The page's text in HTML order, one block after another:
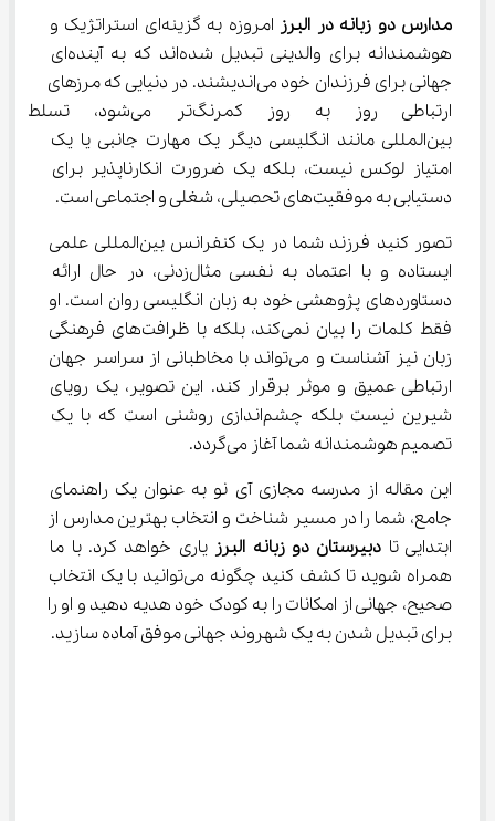
مدارس دو زبانه در البرز
امروزه به گزینه‌ای استراتژیک و
هوشمندانه برای والدینی تبدیل شده‌اند که به آینده‌ای
جهانی برای فرزندان خود می‌اندیشند. در دنیایی که مرزهای
ارتباطی روز به روز
بین‌المللی مانند انگلیسی دیگر یک مهارت جانبی یا یک
امتیاز لوکس نیست، بلکه یک ضرورت انکارناپذیر برای
دستیابی به موفقیت‌های تحصیلی، شغلی و اجتماعی است.
تصور کنید فرزند شما در یک کنفرانس بین‌المللی علمی
ایستاده و با اعتماد به نفسی مثال‌زدنی، در حال ارائه
دستاوردهای پژوهشی خود به زبان انگلیسی روان است. او
فقط کلمات را بیان نمی‌کند، بلکه با ظرافت‌های فرهنگی
زبان نیز آشناست و می‌تواند با مخاطبانی از سراسر جهان
ارتباطی عمیق و موثر برقرار کند. این تصویر، یک رویای
شیرین نیست بلکه چشم‌اندازی روشنی است که با یک
تصمیم هوشمندانه شما آغاز می‌گردد.
این مقاله از مدرسه مجازی آی نو به عنوان یک راهنمای
جامع، شما را در مسیر شناخت و انتخاب بهترین مدارس از
ابتدایی تا دبیرستان دو زبانه البرز یاری خواهد کرد. با ما
همراه شوید تا کشف کنید چگونه می‌توانید با یک انتخاب
صحیح، جهانی از امکانات را به کودک خود هدیه دهید و او را
برای تبدیل شدن به یک شهروند جهانی موفق آماده سازید.